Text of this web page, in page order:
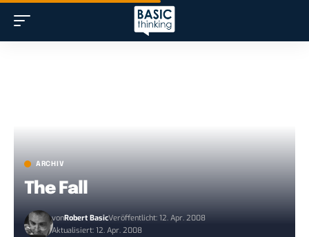
ARCHIV
The Fall
vonRobert BasicVeröffentlicht: 12. Apr. 2008
Aktualisiert: 12. Apr. 2008